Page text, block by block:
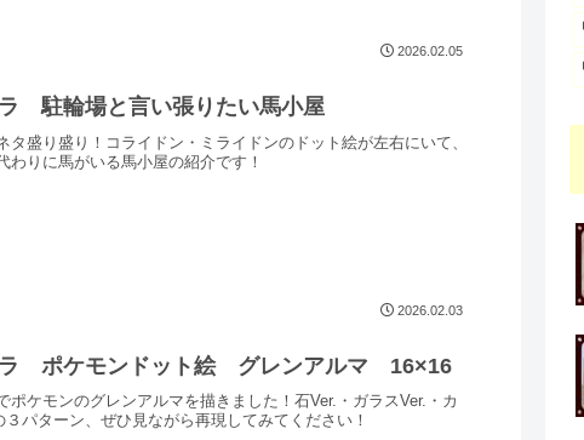
2026.02.05
駐輪場と言い張りたい馬小屋
タ盛り盛り！コライドン・ミライドンのドット絵が左右にいて、
わりに馬がいる馬小屋の紹介です！
2026.02.03
ポケモンドット絵 グレンアルマ 16×16
ポケモンのグレンアルマを描きました！石Ver.・ガラスVer.・カ
３パターン、ぜひ見ながら再現してみてください！